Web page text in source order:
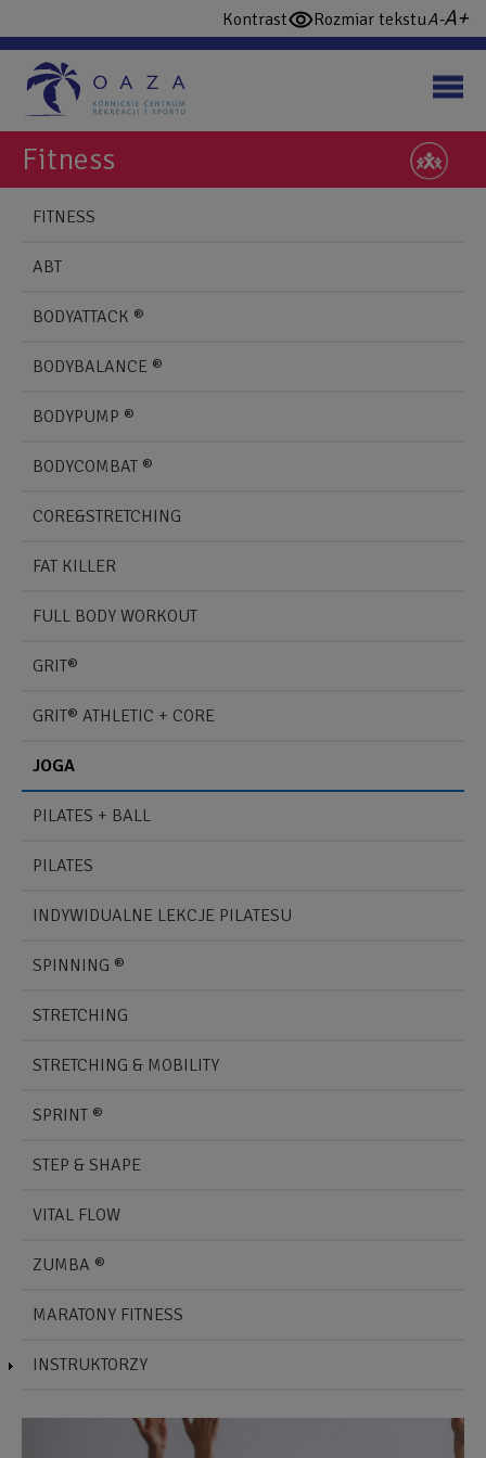
do
treści
Kontrastwłącz
wysoki
Rozmiar tekstu
Fitness
Back
top
NAWIGUJ
FITNESS
ABT
BODYATTACK ®
BODYBALANCE ®
BODYPUMP ®
BODYCOMBAT ®
CORE&STRETCHING
FAT KILLER
FULL BODY WORKOUT
GRIT®
GRIT® ATHLETIC + CORE
JOGA
PILATES + BALL
PILATES
INDYWIDUALNE LEKCJE PILATESU
SPINNING ®
STRETCHING
STRETCHING & MOBILITY
SPRINT ®
STEP & SHAPE
VITAL FLOW
ZUMBA ®
MARATONY FITNESS
INSTRUKTORZY